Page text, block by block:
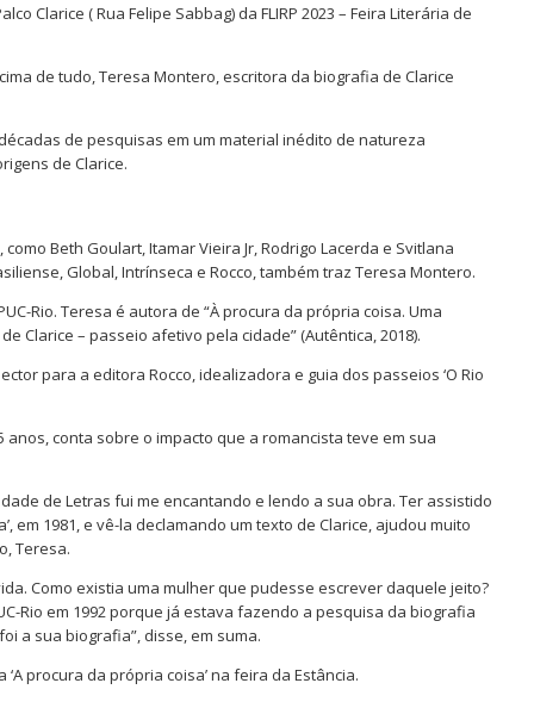
Clarice ( Rua Felipe Sabbag) da FLIRP 2023 – Feira Literária de
de tudo, Teresa Montero, escritora da biografia de Clarice
de pesquisas em um material inédito de natureza
de Clarice.
Beth Goulart, Itamar Vieira Jr, Rodrigo Lacerda e Svitlana
Global, Intrínseca e Rocco, também traz Teresa Montero.
Rio. Teresa é autora de “À procura da própria coisa. Uma
Clarice – passeio afetivo pela cidade” (Autêntica, 2018).
para a editora Rocco, idealizadora e guia dos passeios ‘O Rio
conta sobre o impacto que a romancista teve em sua
de Letras fui me encantando e lendo a sua obra. Ter assistido
em 1981, e vê-la declamando um texto de Clarice, ajudou muito
Teresa.
Como existia uma mulher que pudesse escrever daquele jeito?
Rio em 1992 porque já estava fazendo a pesquisa da biografia
a sua biografia”, disse, em suma.
procura da própria coisa’ na feira da Estância.